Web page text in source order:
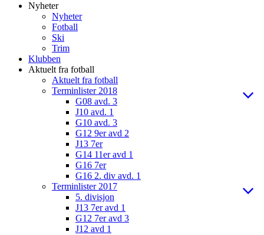
Nyheter
Nyheter
Fotball
Ski
Trim
Klubben
Aktuelt fra fotball
Aktuelt fra fotball
Terminlister 2018
G08 avd. 3
J10 avd. 1
G10 avd. 3
G12 9er avd 2
J13 7er
G14 11er avd 1
G16 7er
G16 2. div avd. 1
Terminlister 2017
5. divisjon
J13 7er avd 1
G12 7er avd 3
J12 avd 1